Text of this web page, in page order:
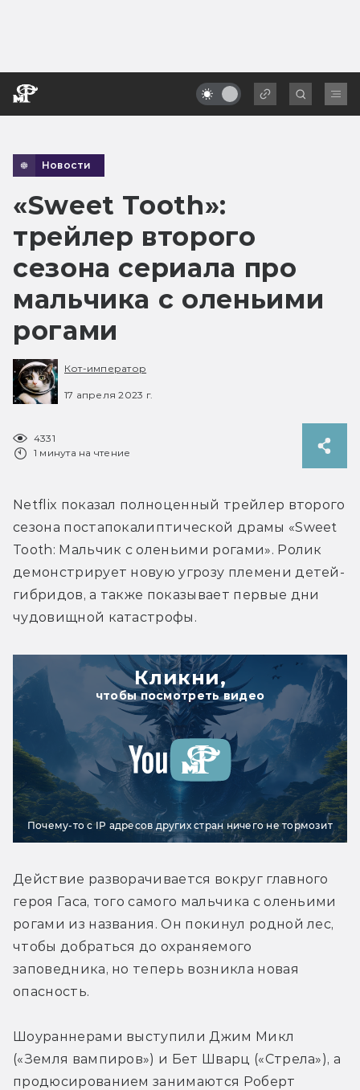
Новости
«Sweet Tooth»:
трейлер второго
сезона сериала про
мальчика с оленьими
рогами
Кот-император
17 апреля 2023 г.
4331
1 минута на чтение
Netflix показал полноценный трейлер второго
сезона постапокалиптической драмы «Sweet
Tooth: Мальчик с оленьими рогами». Ролик
демонстрирует новую угрозу племени детей-
гибридов, а также показывает первые дни
чудовищной катастрофы.
Кликни,
чтобы посмотреть видео
Почему-то с IP адресов других стран ничего не тормозит
Действие разворачивается вокруг главного
героя Гаса, того самого мальчика с оленьими
рогами из названия. Он покинул родной лес,
чтобы добраться до охраняемого
заповедника, но теперь возникла новая
опасность.
Шоураннерами выступили Джим Микл
(«Земля вампиров») и Бет Шварц («Стрела»), а
продюсированием занимаются Роберт